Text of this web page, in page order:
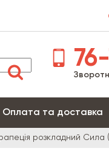
Оплата та доставка
розкладний Сила